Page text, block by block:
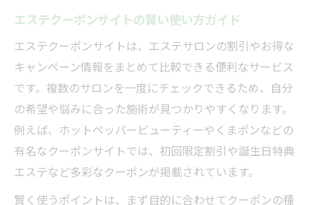
エステクーポンサイトの賢い使い方ガイド
エステクーポンサイトは、エステサロンの割引やお得な
キャンペーン情報をまとめて比較できる便利なサービス
です。複数のサロンを一度にチェックできるため、自分
の希望や悩みに合った施術が見つかりやすくなります。
例えば、ホットペッパービューティーやくまポンなどの
有名なクーポンサイトでは、初回限定割引や誕生日特典
エステなど多彩なクーポンが掲載されています。
賢く使うポイントは、まず目的に合わせてクーポンの種